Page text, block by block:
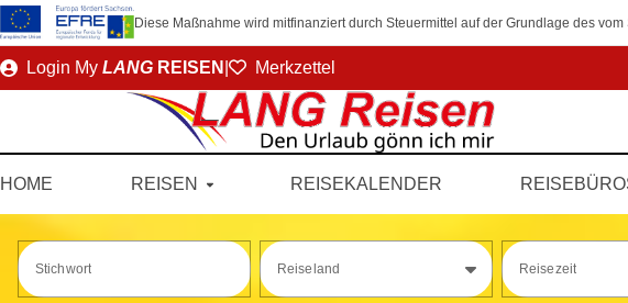
Diese Maßnahme wird mitfinanziert durch Steuermittel auf der Grundlage des
DirektLogin My LANG REISEN Merkzettel
HOME REISEN REISEKALENDER
Stichwort Reiseland Reisezeit